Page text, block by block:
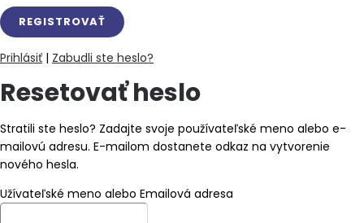
Prihlásiť | Zabudli ste heslo?
Resetovať heslo
Stratili ste heslo? Zadajte svoje používateľské meno alebo e-
mailovú adresu. E-mailom dostanete odkaz na vytvorenie
nového hesla.
Užívateľské meno alebo Emailová adresa